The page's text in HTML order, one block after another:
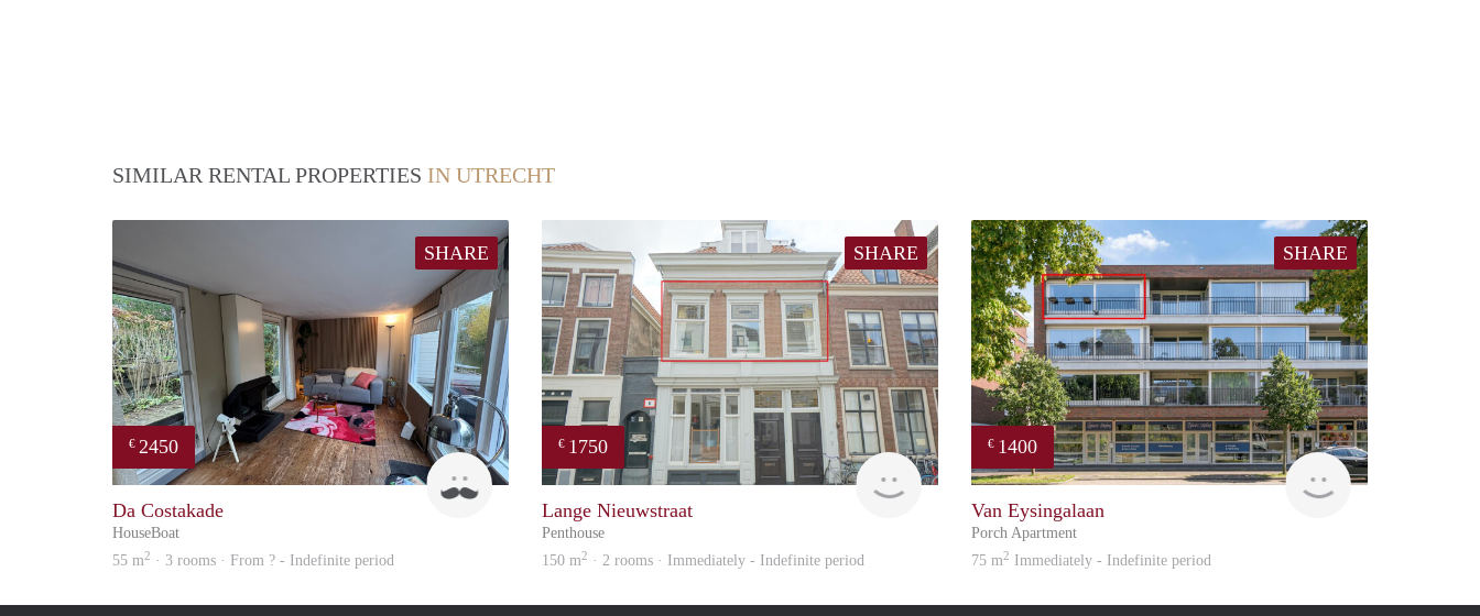
SIMILAR RENTAL PROPERTIES IN UTRECHT
SHARE
€ 2450
Guido
Da Costakade
HouseBoat
55 m2 · 3 rooms · From ? - Indefinite period
SHARE
€ 1750
Reinier
Lange Nieuwstraat
Penthouse
150 m2 · 2 rooms · Immediately - Indefinite period
SHARE
€ 1400
Reinier
Van Eysingalaan
Porch Apartment
75 m2 Immediately - Indefinite period